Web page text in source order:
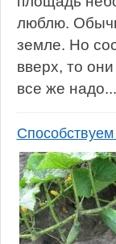
люблю.
земле. Но
вверх, то
все же надо...